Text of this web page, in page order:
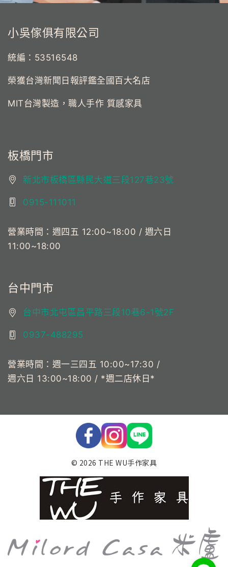
小吳傢俱有限公司
統編：53516548
榮獲台灣新聞日報評鑑全國百大名店
MIT台灣製造，職人手作 質感家具
板橋門市
新北市板橋區縣民大道三段127巷23號
0915-111011
營業時間：週四五 12:00~18:00 / 週六日
11:00~18:00
台中門市
台中市北屯區昌平路三段10巷6-1號2F
0937-488295
營業時間：週一三四五 10:00~17:30 /
週六日 13:00~18:00 / *週二店休日*
© 2026 THE WU手作家具